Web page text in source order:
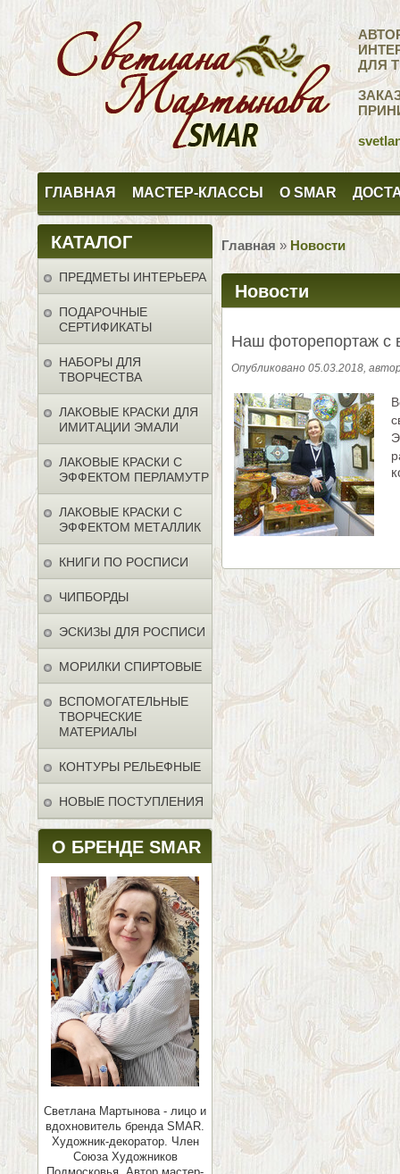
ДЛЯ
ГЛАВНАЯ МАСТЕР-КЛАССЫ О SMAR
КАТАЛОГ
ПРЕДМЕТЫ ИНТЕРЬЕРА
ПОДАРОЧНЫЕ
СЕРТИФИКАТЫ
НАБОРЫ ДЛЯ
ТВОРЧЕСТВА
ЛАКОВЫЕ КРАСКИ ДЛЯ
ИМИТАЦИИ ЭМАЛИ
ЛАКОВЫЕ КРАСКИ С
ЭФФЕКТОМ ПЕРЛАМУТР
ЛАКОВЫЕ КРАСКИ С
ЭФФЕКТОМ МЕТАЛЛИК
КНИГИ ПО РОСПИСИ
ЧИПБОРДЫ
ЭСКИЗЫ ДЛЯ РОСПИСИ
МОРИЛКИ СПИРТОВЫЕ
ВСПОМОГАТЕЛЬНЫЕ
ТВОРЧЕСКИЕ
МАТЕРИАЛЫ
КОНТУРЫ РЕЛЬЕФНЫЕ
НОВЫЕ ПОСТУПЛЕНИЯ
О БРЕНДЕ SMAR
Светлана Мартынова - лицо и
вдохновитель бренда SMAR.
Художник-декоратор. Член
Союза Художников
Главная » Новости
Новости
Наш фоторепортаж с
Опубликовано 05.03.2018,